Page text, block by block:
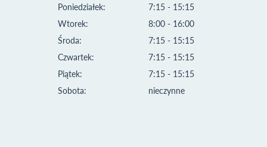
Poniedziałek:
Wtorek:
Środa:
Czwartek:
Piątek:
Sobota:
7:15 - 15:15
8:00 - 16:00
7:15 - 15:15
7:15 - 15:15
7:15 - 15:15
nieczynne